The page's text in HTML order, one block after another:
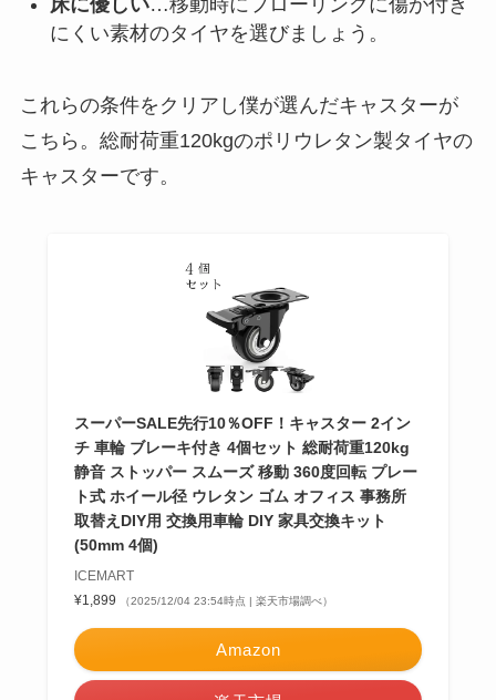
床に優しい…移動時にフローリングに傷が付き
にくい素材のタイヤを選びましょう。
これらの条件をクリアし僕が選んだキャスターが
こちら。総耐荷重120kgのポリウレタン製タイヤの
キャスターです。
スーパーSALE先行10％OFF！キャスター 2イン
チ 車輪 ブレーキ付き 4個セット 総耐荷重120kg
静音 ストッパー スムーズ 移動 360度回転 プレー
ト式 ホイール径 ウレタン ゴム オフィス 事務所
取替えDIY用 交換用車輪 DIY 家具交換キット
(50mm 4個)
ICEMART
¥1,899
（2025/12/04 23:54時点 | 楽天市場調べ）
Amazon